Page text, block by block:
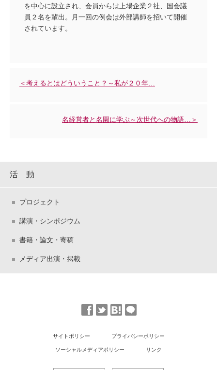
を中心に設立され、会員からは上場企業２社、国会議
員２名を輩出。月一回の例会は外部講師を招いて開催
されています。
＜考えるとはどういうこと？～私が２０年…
名経営者と名園に学ぶ～次世代への物語…＞
活 動
プロジェクト
講演・シンポジウム
書籍・論文・寄稿
メディア出演・掲載
サイトポリシー プライバシーポリシー
ソーシャルメディアポリシー リンク